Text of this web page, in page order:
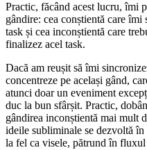
Practic, făcând acest lucru, îmi
gândire: cea conștientă care
task și cea inconștientă care
finalizez acel task.
Dacă am reușit să îmi
concentreze pe același gând,
atunci doar un eveniment
duc la bun sfârșit. Practic,
gândirea inconștientă mai mult
ideile subliminale se dezvoltă
la fel ca visele, pătrund în